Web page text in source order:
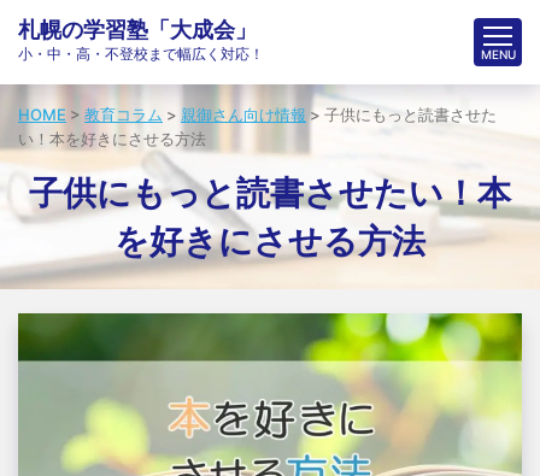
札幌の学習塾「大成会」
小・中・高・不登校まで幅広く対応！
HOME > 教育コラム > 親御さん向け情報 > 子供にもっと読書させた
い！本を好きにさせる方法
子供にもっと読書させたい！本
を好きにさせる方法